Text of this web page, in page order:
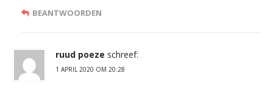
BEANTWOORDEN
ruud poeze schreef:
1 APRIL 2020 OM 20:28